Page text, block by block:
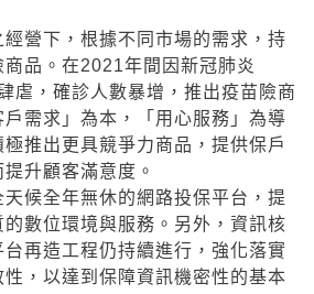
營下，根據不同市場的需求，持
品。在2021年間因新冠肺炎
虐，確診人數暴增，推出疫苗險商
需求」為本，「用心服務」為導
推出更具競爭力商品，提供保戶
升顧客滿意度。
候全年無休的網路投保平台，提
數位環境與服務。另外，資訊核
再造工程仍持續進行，強化落實
，以達到保障資訊機密性的基本